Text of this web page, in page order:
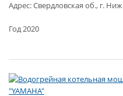
Адрес: Свердловская об., г.
Год 2020